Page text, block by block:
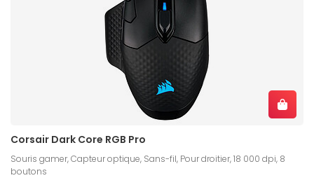
Corsair Dark Core RGB Pro
Souris gamer, Capteur optique, Sans-fil, Pour droitier, 18 000 dpi, 8
boutons